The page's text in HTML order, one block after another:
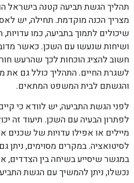
תהליך הגשת תביעה קטנה בישראל
מצריך הכנה מוקדמת. תחילה, יש
שיכולים לתמוך בתביעה, כמו
ושיחות שנעשו עם השכן. כאשר
חשוב להציג הוכחות לכך שהרעש
לשגרת החיים. התהליך כולל גם את
והגשתם לבית המשפט המתאים.
לפני הגשת התביעה, יש לוודא כי
לפתרון הבעיה עם השכן. תיעוד זה
מיילים או אפילו עדויות של שכנים
לסיטואציה. במקרים מסוימים, ניתן
במגשר שיסייע בשיחה בין הצדדים,
נכשלו, ניתן להמשיך עם הגשת